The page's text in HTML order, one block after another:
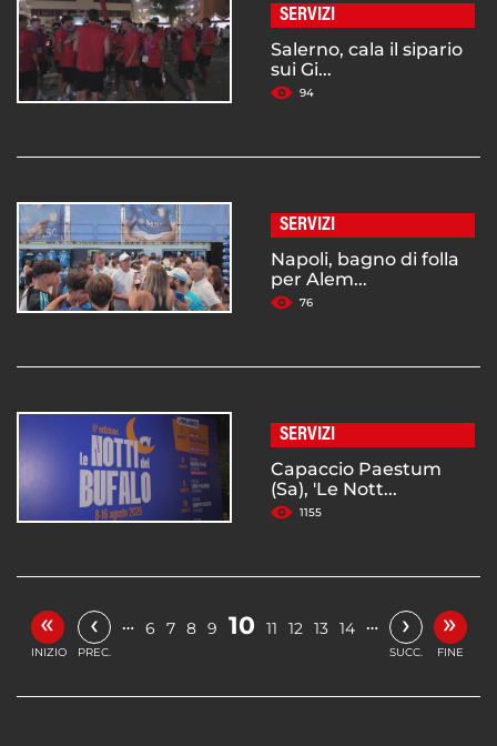
SERVIZI
Salerno, cala il sipario
sui Gi...
94
SERVIZI
Napoli, bagno di folla
per Alem...
76
SERVIZI
Capaccio Paestum
(Sa), 'Le Nott...
1155
«
INIZIO
‹
PREC.
… 6 7 8 9 10 11 12 13 14 … ›
SUCC.
»
FINE